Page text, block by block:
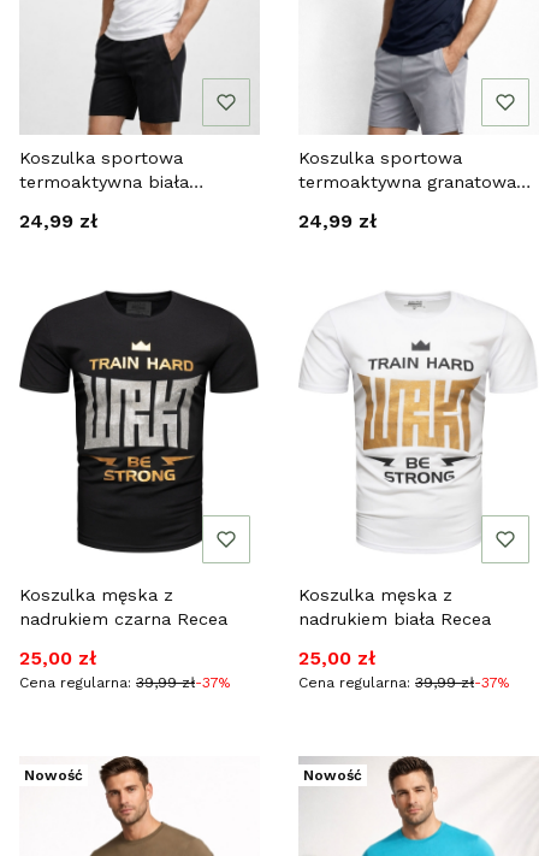
Koszulka sportowa
termoaktywna biała
Cena
24,99 zł
Koszulka sportowa
termoaktywna granatowa
Cena
24,99 zł
Koszulka męska z
nadrukiem czarna Recea
Cena promocyjna
25,00 zł
Cena regularna: 39,99 zł-37%
Koszulka męska z
nadrukiem biała Recea
Cena promocyjna
25,00 zł
Cena regularna: 39,99 zł-37%
Nowość Nowość